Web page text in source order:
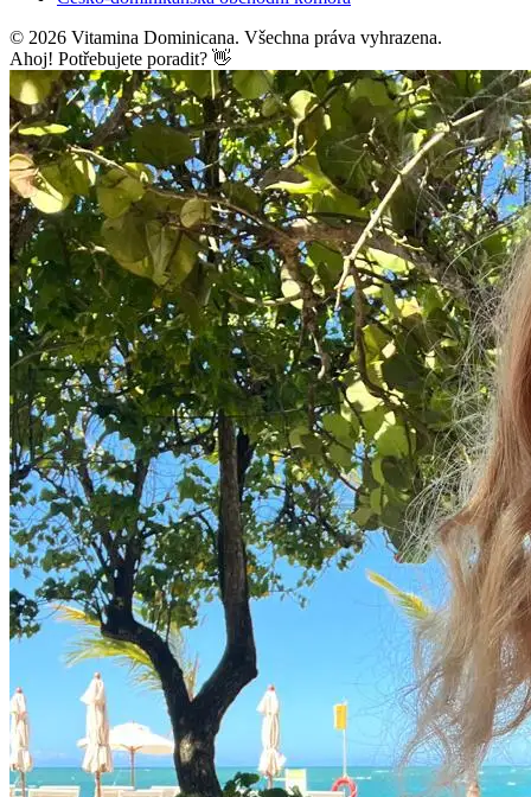
© 2026 Vitamina Dominicana. Všechna práva vyhrazena.
Ahoj! Potřebujete poradit? 👋